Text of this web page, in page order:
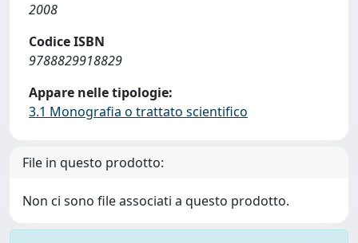
2008
Codice ISBN
9788829918829
Appare nelle tipologie:
3.1 Monografia o trattato scientifico
File in questo prodotto:
Non ci sono file associati a questo prodotto.